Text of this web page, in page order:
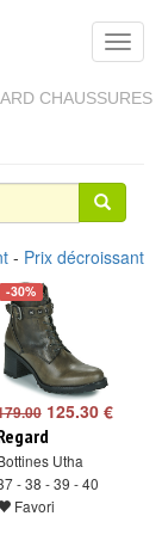
CHAUSSURES
- Prix décroissant
-30%
125.30 €
Utha
- 38 - 39 - 40
Favori